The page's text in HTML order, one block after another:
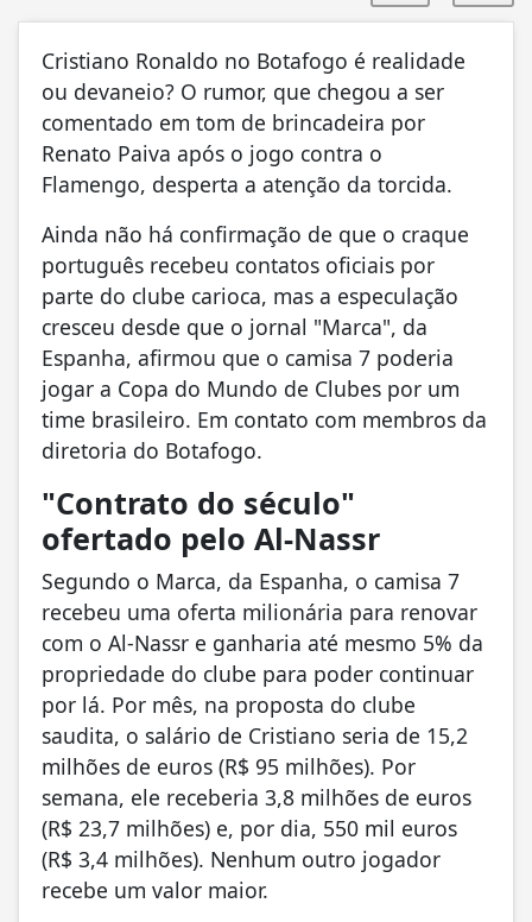
Cristiano Ronaldo no Botafogo é realidade
ou devaneio? O rumor, que chegou a ser
comentado em tom de brincadeira por
Renato Paiva após o jogo contra o
Flamengo, desperta a atenção da torcida.
Ainda não há confirmação de que o craque
português recebeu contatos oficiais por
parte do clube carioca, mas a especulação
cresceu desde que o jornal "Marca", da
Espanha, afirmou que o camisa 7 poderia
jogar a Copa do Mundo de Clubes por um
time brasileiro. Em contato com membros da
diretoria do Botafogo.
"Contrato do século"
ofertado pelo Al-Nassr
Segundo o Marca, da Espanha, o camisa 7
recebeu uma oferta milionária para renovar
com o Al-Nassr e ganharia até mesmo 5% da
propriedade do clube para poder continuar
por lá. Por mês, na proposta do clube
saudita, o salário de Cristiano seria de 15,2
milhões de euros (R$ 95 milhões). Por
semana, ele receberia 3,8 milhões de euros
(R$ 23,7 milhões) e, por dia, 550 mil euros
(R$ 3,4 milhões). Nenhum outro jogador
recebe um valor maior.